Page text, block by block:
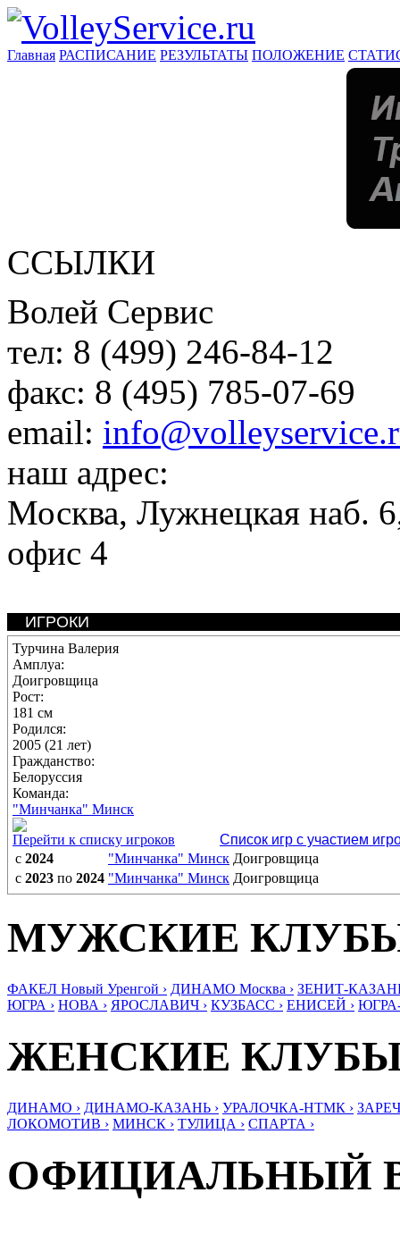
Главная РАСПИСАНИЕ РЕЗУЛЬТАТЫ ПОЛОЖЕНИЕ
ССЫЛКИ
Волей Сервис
тел: 8 (499) 246-84-12
факс: 8 (495) 785-07-69
email:
наш адрес:
Москва, Лужнецкая наб.
офис 4
ИГРОКИ
Турчина Валерия
Амплуа:
Доигровщица
Рост:
181 см
Родился:
2005 (21 лет)
Гражданство:
Белоруссия
Команда:
"Минчанка" Минск
Перейти к списку игроков
Список игр с участием
с 2024 "Минчанка" Минск Доигровщица
с 2023 по 2024 "Минчанка" Минск Доигровщица
МУЖСКИЕ
ФАКЕЛ Новый Уренгой › ДИНАМО Москва › ЗЕНИТ-
ЮГРА › НОВА › ЯРОСЛАВИЧ › КУЗБАСС › ЕНИСЕЙ ›
ЖЕНСКИЕ
ДИНАМО › ДИНАМО-КАЗАНЬ › УРАЛОЧКА-НТМК ›
ЛОКОМОТИВ › МИНСК › ТУЛИЦА › СПАРТА ›
ОФИЦИАЛЬНЫЙ